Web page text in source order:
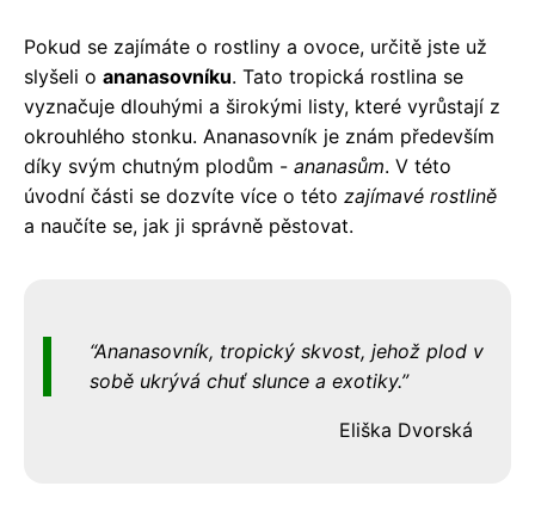
Pokud se zajímáte o rostliny a ovoce, určitě jste už
slyšeli o ananasovníku. Tato tropická rostlina se
vyznačuje dlouhými a širokými listy, které vyrůstají z
okrouhlého stonku. Ananasovník je znám především
díky svým chutným plodům - ananasům. V této
úvodní části se dozvíte více o této zajímavé rostlině
a naučíte se, jak ji správně pěstovat.
Ananasovník, tropický skvost, jehož plod v
sobě ukrývá chuť slunce a exotiky.
Eliška Dvorská